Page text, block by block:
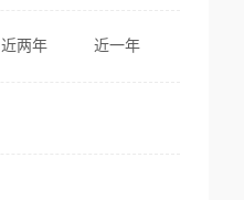
近两年 近一年